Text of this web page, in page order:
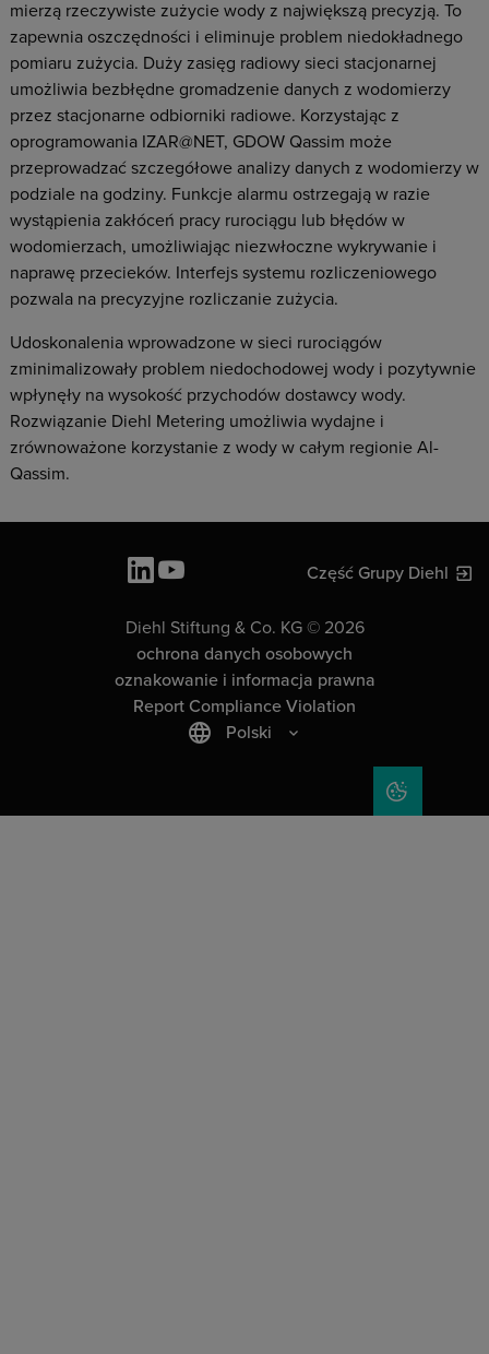
mierzą rzeczywiste zużycie wody z największą precyzją. To
zapewnia oszczędności i eliminuje problem niedokładnego
pomiaru zużycia. Duży zasięg radiowy sieci stacjonarnej
umożliwia bezbłędne gromadzenie danych z wodomierzy
przez stacjonarne odbiorniki radiowe. Korzystając z
oprogramowania IZAR@NET, GDOW Qassim może
przeprowadzać szczegółowe analizy danych z wodomierzy w
podziale na godziny. Funkcje alarmu ostrzegają w razie
wystąpienia zakłóceń pracy rurociągu lub błędów w
wodomierzach, umożliwiając niezwłoczne wykrywanie i
naprawę przecieków. Interfejs systemu rozliczeniowego
pozwala na precyzyjne rozliczanie zużycia.
Udoskonalenia wprowadzone w sieci rurociągów
zminimalizowały problem niedochodowej wody i pozytywnie
wpłynęły na wysokość przychodów dostawcy wody.
Rozwiązanie Diehl Metering umożliwia wydajne i
zrównoważone korzystanie z wody w całym regionie Al-
Qassim.
Część Grupy Diehl
Diehl Stiftung & Co. KG © 2026
ochrona danych osobowych
oznakowanie i informacja prawna
Report Compliance Violation
Polski
COOKIE